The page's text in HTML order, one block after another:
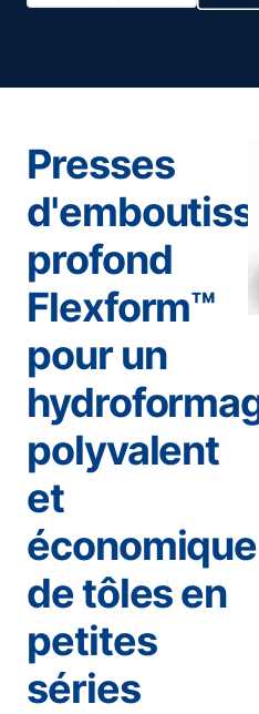
Presses
profond
Flexform™
pour un
polyvalent
et
économique
de tôles en
petites
séries